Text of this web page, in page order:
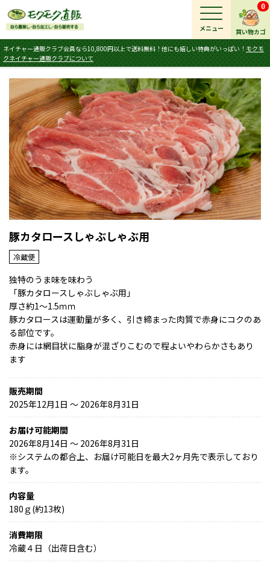
買い物カゴ
0
ネイチャー通販クラブ会員なら10,800円以上で送料無料！他にも嬉しい特典がいっぱい！ モクモ
クネイチャー通販クラブについて
メニュー
豚カタロースしゃぶしゃぶ用
冷蔵便
独特のうま味を味わう
「豚カタロースしゃぶしゃぶ用」
厚さ約1～1.5ｍｍ
豚カタロースは運動量が多く、引き締まった肉質で赤身にコクのあ
る部位です。
赤身には網目状に脂身が混ざりこむので程よいやわらかさもあり
ます
販売期間
2025年12月1日 〜 2026年8月31日
お届け可能期間
2026年8月14日 ～ 2026年8月31日
※システムの都合上、お届け可能日を最大2ヶ月先で表示しており
ます。
内容量
180ｇ(約13枚)
消費期限
冷蔵４日（出荷日含む）